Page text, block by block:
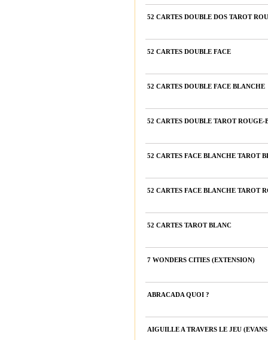
52 CARTES DOUBLE DOS TAROT
52 CARTES DOUBLE FACE
52 CARTES DOUBLE FACE BLANCHE
52 CARTES DOUBLE TAROT ROUGE-
52 CARTES FACE BLANCHE TAROT
52 CARTES FACE BLANCHE TAROT
52 CARTES TAROT BLANC
7 WONDERS CITIES (EXTENSION)
ABRACADA QUOI ?
AIGUILLE A TRAVERS LE JEU